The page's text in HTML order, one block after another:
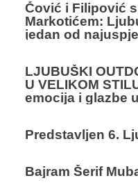
Čović i Filipović
Markotićem:
jedan od
LJUBUŠKI
U VELIKOM
emocija i glazbe
Predstavljen 6.
Bajram Šerif